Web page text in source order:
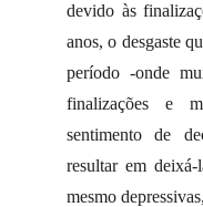
devido às
anos, o desgaste
período -onde
finalizações e
sentimento de
resultar em deixá-
mesmo